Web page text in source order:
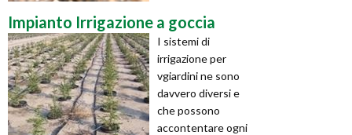
Impianto Irrigazione a goccia
I sistemi di
irrigazione per
vgiardini ne sono
davvero diversi e
che possono
accontentare ogni